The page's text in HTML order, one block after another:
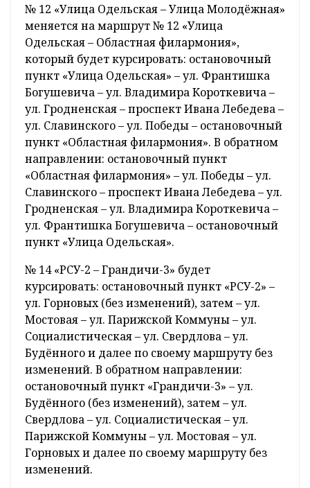
№ 12 «Улица Одельская – Улица Молодёжная»
меняется на маршрут № 12 «Улица
Одельская – Областная филармония»,
который будет курсировать: остановочный
пункт «Улица Одельская» – ул. Франтишка
Богушевича – ул. Владимира Короткевича –
ул. Гродненская – проспект Ивана Лебедева –
ул. Славинского – ул. Победы – остановочный
пункт «Областная филармония». В обратном
направлении: остановочный пункт
«Областная филармония» – ул. Победы – ул.
Славинского – проспект Ивана Лебедева – ул.
Гродненская – ул. Владимира Короткевича –
ул. Франтишка Богушевича – остановочный
пункт «Улица Одельская».
№ 14 «РСУ-2 – Грандичи-3» будет
курсировать: остановочный пункт «РСУ-2» –
ул. Горновых (без изменений), затем – ул.
Мостовая – ул. Парижской Коммуны – ул.
Социалистическая – ул. Свердлова – ул.
Будённого и далее по своему маршруту без
изменений. В обратном направлении:
остановочный пункт «Грандичи-3» – ул.
Будённого (без изменений), затем – ул.
Свердлова – ул. Социалистическая – ул.
Парижской Коммуны – ул. Мостовая – ул.
Горновых и далее по своему маршруту без
изменений.